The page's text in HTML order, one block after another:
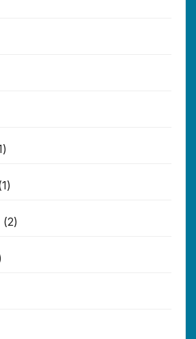
(2)